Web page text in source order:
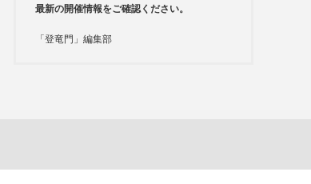
最新の開催情報をご確認ください。
「登竜門」編集部